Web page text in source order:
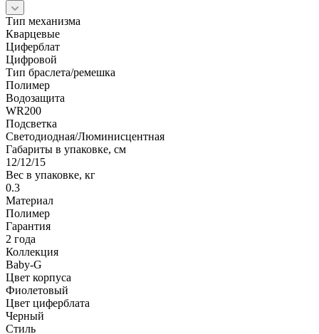
Тип механизма
Кварцевые
Циферблат
Цифровой
Тип браслета/ремешка
Полимер
Водозащита
WR200
Подсветка
Светодиодная/Люминисцентная
Габариты в упаковке, см
12/12/15
Вес в упаковке, кг
0.3
Материал
Полимер
Гарантия
2 года
Коллекция
Baby-G
Цвет корпуса
Фиолетовый
Цвет циферблата
Черный
Стиль